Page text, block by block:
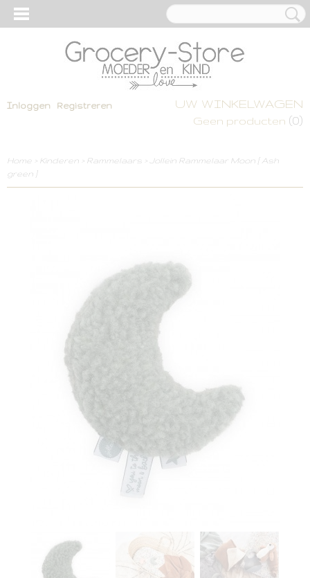
Inloggen Registreren UW WINKELWAGEN
Geen producten (0)
Home > Kinderen > Rammelaars >
Jollein Rammelaar Moon [ Ash
green ]